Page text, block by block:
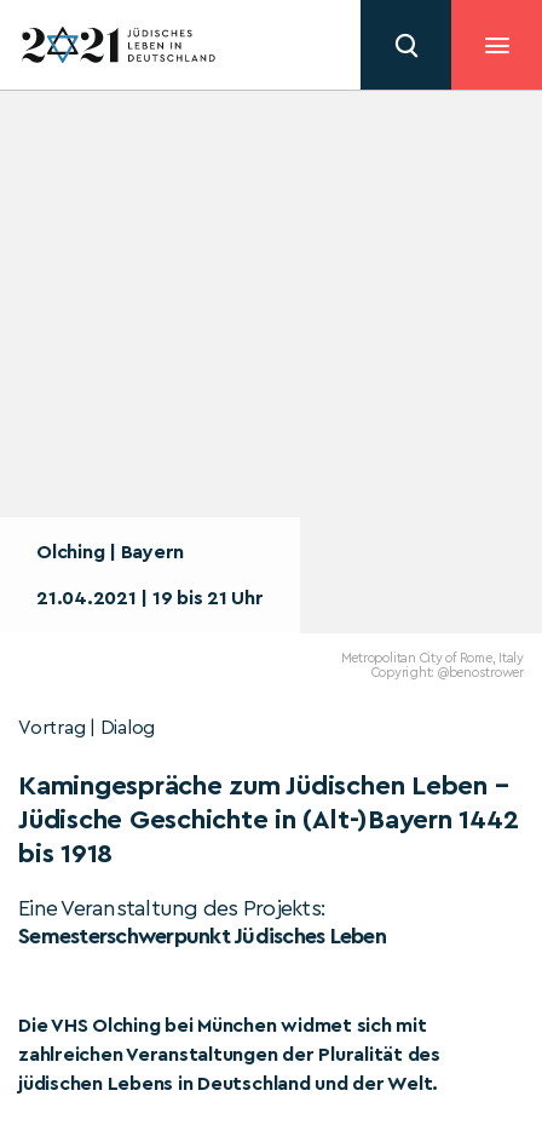
Olching | Bayern
21.04.2021 | 19 bis 21 Uhr
Metropolitan City of Rome, Italy
Copyright: @benostrower
Vortrag | Dialog
Kamingespräche zum Jüdischen Leben –
Jüdische Geschichte in (Alt-)Bayern 1442
bis 1918
Eine Veranstaltung des Projekts:
Semesterschwerpunkt Jüdisches Leben
Die VHS Olching bei München widmet sich mit
zahlreichen Veranstaltungen der Pluralität des
jüdischen Lebens in Deutschland und der Welt.